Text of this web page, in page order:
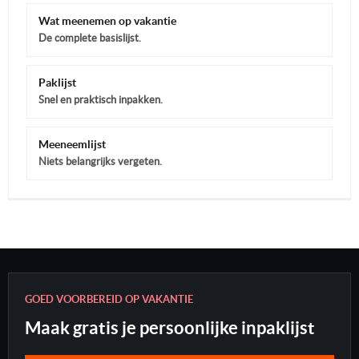
Wat meenemen op vakantie
De complete basislijst.
Paklijst
Snel en praktisch inpakken.
Meeneemlijst
Niets belangrijks vergeten.
GOED VOORBEREID OP VAKANTIE
Maak gratis je persoonlijke inpaklijst